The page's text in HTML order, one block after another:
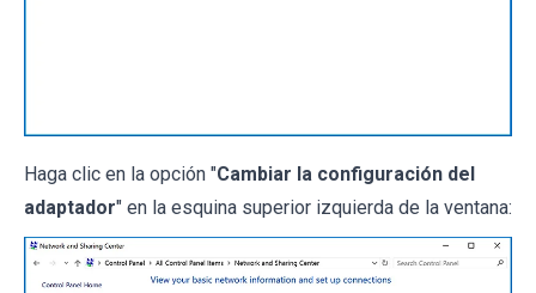
Haga clic en la opción "Cambiar la configuración del
adaptador" en la esquina superior izquierda de la ventana: